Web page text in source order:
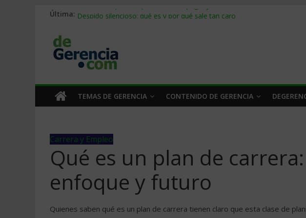
Última: Stablecoins para empresas: cómo pagar y cobrar en 2026
Trabajo forzoso en la cadena de suministro: qué hacer
Mercado hispano de EE. UU.: cómo segmentarlo y venderle
TEMAS DE GERENCIA CONTENIDO DE GERENCIA
Carrera y Empleo
Qué es un plan de
enfoque y futuro
Quienes saben qué es un plan de carrera tienen claro que esta clase de